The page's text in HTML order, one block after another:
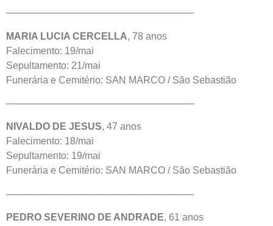
────────────────────────────
MARIA LUCIA CERCELLA, 78 anos
Falecimento: 19/mai
Sepultamento: 21/mai
Funerária e Cemitério: SAN MARCO / São Sebastião
────────────────────────────
NIVALDO DE JESUS, 47 anos
Falecimento: 18/mai
Sepultamento: 19/mai
Funerária e Cemitério: SAN MARCO / São Sebastião
────────────────────────────
PEDRO SEVERINO DE ANDRADE, 61 anos